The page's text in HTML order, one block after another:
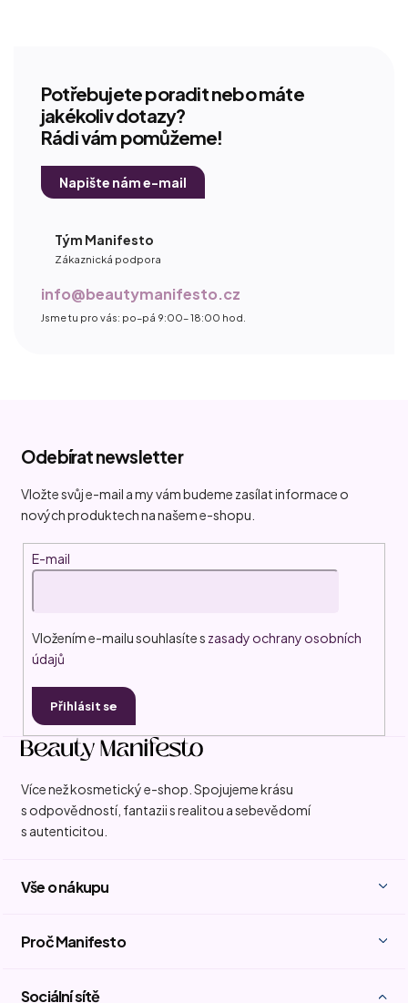
Potřebujete poradit nebo máte
jakékoliv dotazy?
Rádi vám pomůžeme!
Napište nám e-mail
Tým Manifesto
Zákaznická podpora
info@beautymanifesto.cz
Jsme tu pro vás: po–pá 9:00– 18:00 hod.
Odebírat newsletter
Vložte svůj e-mail a my vám budeme zasílat informace o
nových produktech na našem e-shopu.
E-mail
Vložením e-mailu souhlasíte s zasady ochrany osobních
údajů
Přihlásit se
Více než kosmetický e-shop. Spojujeme krásu
s odpovědností, fantazii s realitou a sebevědomí
s autenticitou.
Vše o nákupu
Proč Manifesto
Sociální sítě